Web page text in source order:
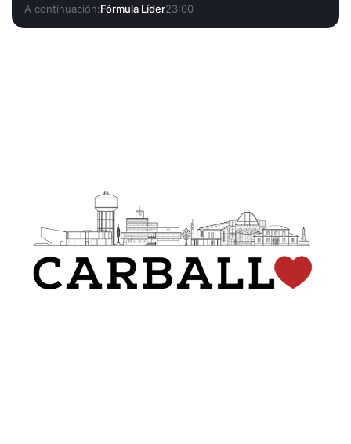
A continuación:Fórmula Líder23:00